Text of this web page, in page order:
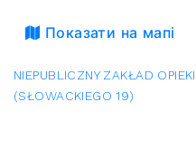
Показати на мапі
NIEPUBLICZNY ZAKŁAD
(SŁOWACKIEGO 19)